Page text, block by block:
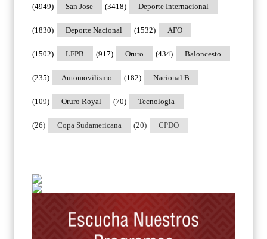
San Jose
(4949) Deporte Internacional
(3418)
Deporte Nacional
(1830) AFO
(1532)
LFPB
(1502) Oruro
(917) Baloncesto
(434)
Automovilismo
(235) Nacional B
(182)
Oruro Royal
(109) Tecnologia
(70)
Copa Sudamericana
(26) CPDO
(20)